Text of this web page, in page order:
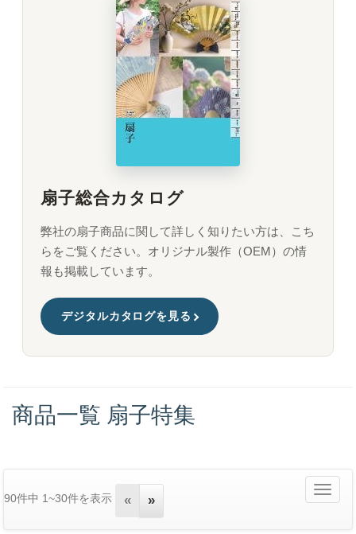
扇子総合カタログ
弊社の扇子商品に関して詳しく知りたい方は、こち
らをご覧ください。オリジナル製作（OEM）の情
報も掲載しています。
デジタルカタログを見る
商品一覧 扇子特集
Toggle
90件中 1~30件を表示 « »